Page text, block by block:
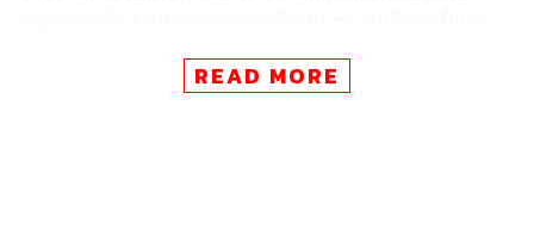
จากทำงานหนักกันมาตลอดทั้งปี อาหารจานนี้จึงเป็นเมนู
READ MORE